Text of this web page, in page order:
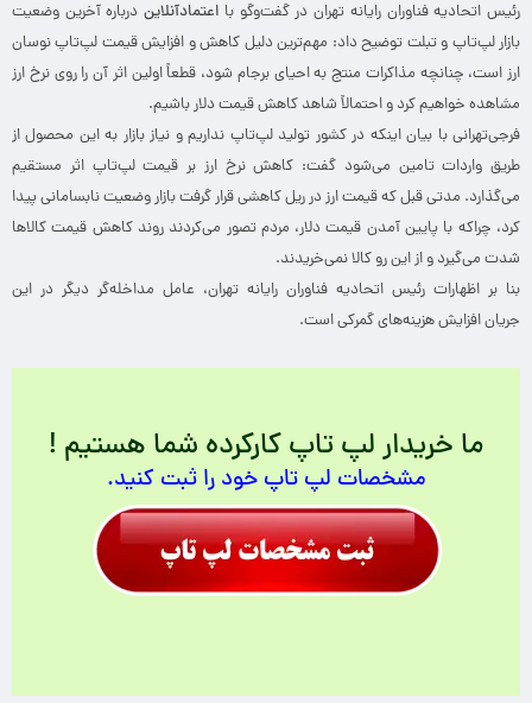
رئیس اتحادیه فناوران رایانه تهران در گفت‌وگو با اعتمادآنلایندرباره آخرین وضعیت
بازار لپ‌تاپ و تبلت توضیح داد: مهم‌ترین دلیل کاهش و افزایش قیمت‌ لپ‌تاپ نوسان
ارز است، چنانچه مذاکرات منتج به احیای برجام شود، قطعاً اولین اثر آن را روی نرخ ارز
مشاهده خواهیم کرد و احتمالاً شاهد کاهش قیمت دلار باشیم.
فرجی‌تهرانی با بیان اینکه در کشور تولید لپ‌تاپ نداریم و نیاز بازار به این محصول از
طریق واردات تامین می‌شود گفت: کاهش نرخ ارز بر قیمت لپ‌تاپ اثر مستقیم
می‌گذارد. مدتی قبل که قیمت ارز در ریل کاهشی قرار گرفت بازار وضعیت نابسامانی پیدا
کرد، چراکه با پایین آمدن قیمت دلار، مردم تصور می‌کردند روند کاهش قیمت کالا‌ها
شدت می‌گیرد و از این‌ رو کالا نمی‌خریدند.
بنا بر اظهارات رئیس اتحادیه فناوران رایانه تهران، عامل مداخله‌گر دیگر در این
جریان افزایش هزینه‌های گمرکی است.
ما خریدار لپ تاپ کارکرده شما هستیم !
مشخصات لپ تاپ خود را ثبت کنید.